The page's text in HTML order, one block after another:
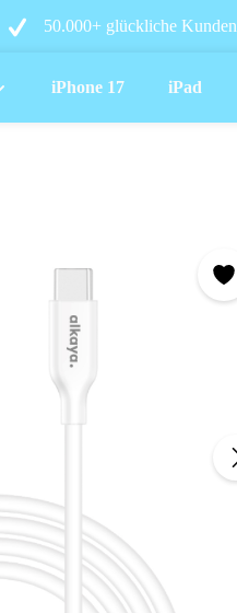
50.000+ glückliche Kunden
iPhone 17 iPad